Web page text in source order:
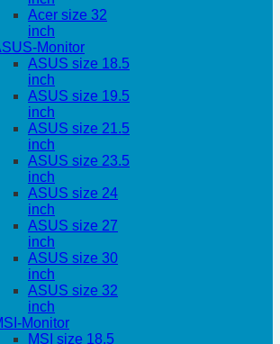
Acer size 32
inch
Monitor
ASUS size 18.5
inch
ASUS size 19.5
inch
ASUS size 21.5
inch
ASUS size 23.5
inch
ASUS size 24
inch
ASUS size 27
inch
ASUS size 30
inch
ASUS size 32
inch
Monitor
MSI size 18.5